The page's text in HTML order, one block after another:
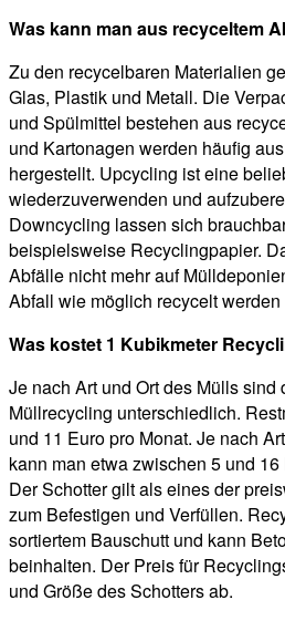
Was kann man aus recyceltem
Zu den recycelbaren Materialien
Glas, Plastik und Metall. Die
und Spülmittel bestehen aus
und Kartonagen werden häufig
hergestellt. Upcycling ist eine
wiederzuverwenden und
Downcycling lassen sich
beispielsweise Recyclingpapier.
Abfälle nicht mehr auf
Abfall wie möglich recycelt werden
Was kostet 1 Kubikmeter
Je nach Art und Ort des Mülls sind
Müllrecycling unterschiedlich.
und 11 Euro pro Monat. Je nach
kann man etwa zwischen 5 und
Der Schotter gilt als eines der
zum Befestigen und Verfüllen.
sortiertem Bauschutt und kann
beinhalten. Der Preis für
und Größe des Schotters ab.